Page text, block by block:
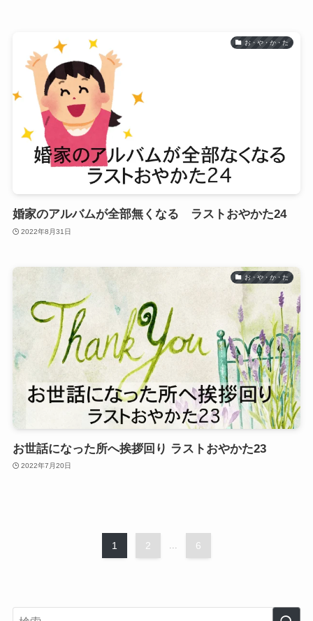
お・や・か・た
婚家のアルバムが全部無くなる ラストおやかた24
2022年8月31日
お・や・か・た
お世話になった所へ挨拶回り ラストおやかた23
2022年7月20日
1 2 6